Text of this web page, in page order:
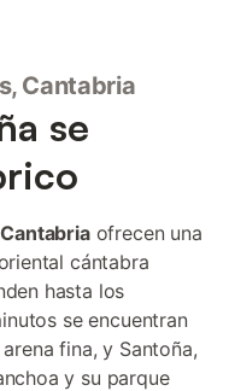
Cantabria
se
ofrecen una
cántabra
hasta los
se encuentran
fina, y Santoña,
y su parque